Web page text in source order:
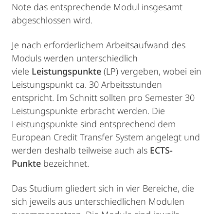
Note das entsprechende Modul insgesamt
abgeschlossen wird.
Je nach erforderlichem Arbeitsaufwand des
Moduls werden unterschiedlich
viele Leistungspunkte (LP) vergeben, wobei ein
Leistungspunkt ca. 30 Arbeitsstunden
entspricht. Im Schnitt sollten pro Semester 30
Leistungspunkte erbracht werden. Die
Leistungspunkte sind entsprechend dem
European Credit Transfer System angelegt und
werden deshalb teilweise auch als ECTS-
Punkte bezeichnet.
Das Studium gliedert sich in vier Bereiche, die
sich jeweils aus unterschiedlichen Modulen